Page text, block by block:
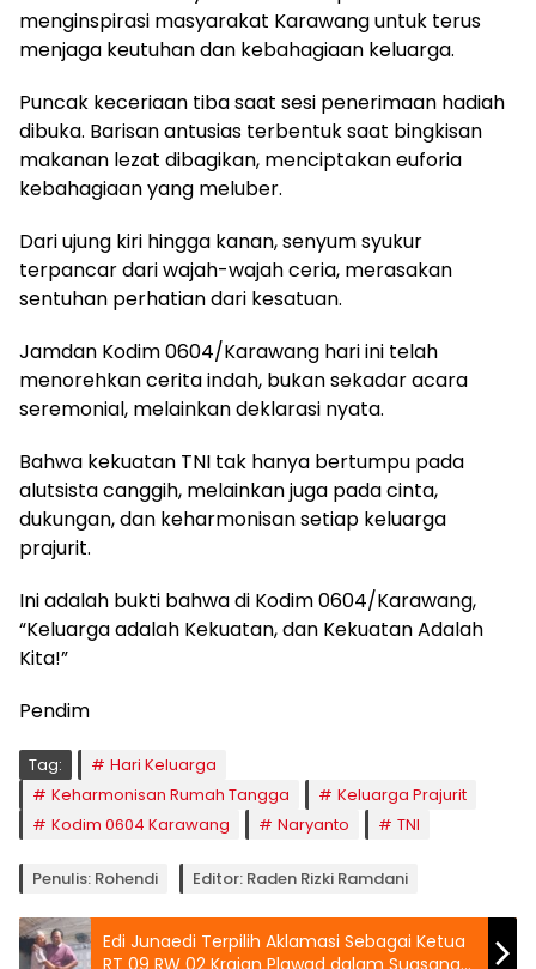
menginspirasi masyarakat Karawang untuk terus
menjaga keutuhan dan kebahagiaan keluarga.
Puncak keceriaan tiba saat sesi penerimaan hadiah
dibuka. Barisan antusias terbentuk saat bingkisan
makanan lezat dibagikan, menciptakan euforia
kebahagiaan yang meluber.
Dari ujung kiri hingga kanan, senyum syukur
terpancar dari wajah-wajah ceria, merasakan
sentuhan perhatian dari kesatuan.
Jamdan Kodim 0604/Karawang hari ini telah
menorehkan cerita indah, bukan sekadar acara
seremonial, melainkan deklarasi nyata.
Bahwa kekuatan TNI tak hanya bertumpu pada
alutsista canggih, melainkan juga pada cinta,
dukungan, dan keharmonisan setiap keluarga
prajurit.
Ini adalah bukti bahwa di Kodim 0604/Karawang,
“Keluarga adalah Kekuatan, dan Kekuatan Adalah
Kita!”
Pendim
Tag:
Hari Keluarga
Keharmonisan Rumah Tangga
Keluarga Prajurit
Kodim 0604 Karawang
Naryanto TNI
Penulis: Rohendi Editor: Raden Rizki Ramdani
Edi Junaedi Terpilih Aklamasi Sebagai Ketua